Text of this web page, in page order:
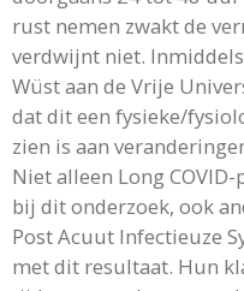
rust nemen zwakt de
verdwijnt niet.
Wüst aan de Vrije
dat dit een fysieke/
zien is aan
Niet alleen Long
bij dit onderzoek, ook
Post Acuut Infectieuze
met dit resultaat. Hun